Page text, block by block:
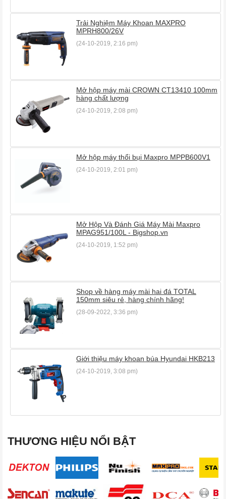
Trải Nghiệm Máy Khoan MAXPRO
MPRH800/26V
(24-10-2019, 2:16 pm)
Mở hộp máy mài CROWN CT13410 100mm
hàng chất lượng
(24-10-2019, 2:08 pm)
Mở hộp máy thổi bụi Maxpro MPPB600V1
(24-10-2019, 2:01 pm)
Mở Hộp Và Đánh Giá Máy Mài Maxpro
MPAG951/100L - Bigshop.vn
(24-10-2019, 1:52 pm)
Shop về hàng máy mài hai đá TOTAL
150mm siêu rẻ, hàng chính hãng!
(28-09-2022, 3:36 pm)
Giới thiệu máy khoan búa Hyundai HKB213
(24-10-2019, 3:08 pm)
THƯƠNG HIỆU NỔI BẬT